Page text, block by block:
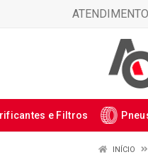
e Filtros
INÍCIO